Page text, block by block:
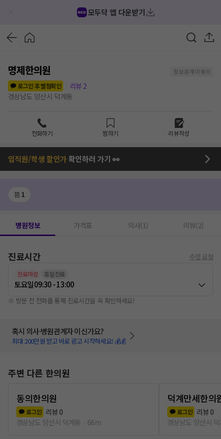
모두닥 앱 다운받기
명제한의원
정보공개 미동의
로그인 후 별점확인
리뷰 2
경상남도 양산시 덕계동
전화하기 찜하기 리뷰작성
임직원/학생 할인가확인하러 가기 👀
뜸 1
병원정보 가격표 의사(1) 리뷰(2)
진료시간 수정 요청
진료마감 휴일진료
토요일09:30 - 13:00
※ 방문 전 전화를 통해 진료시간을 꼭 확인하세요!
혹시 의사·병원관계자 이신가요?
최대 200만원 받고 바로 광고 시작하세요! 💰💰
주변 다른 한의원
동의한의원
로그인 리뷰 0
경상남도 양산시 덕계동
66m
덕계만세한의
로그인 리뷰 0
경상남도 양산시